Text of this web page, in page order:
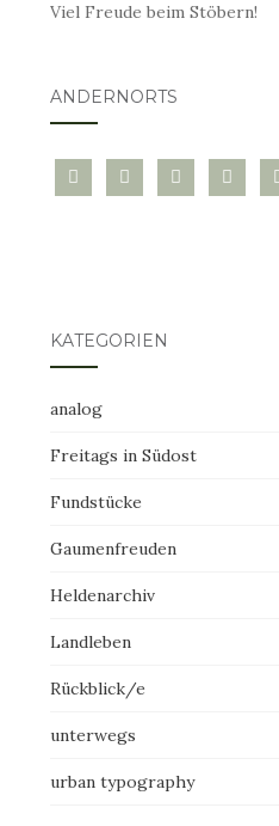
Viel Freude beim Stöbern!
ANDERNORTS
bloglovininstagramtwitter
KATEGORIEN
analog
Freitags in Südost
Fundstücke
Gaumenfreuden
Heldenarchiv
Landleben
Rückblick/e
unterwegs
urban typography